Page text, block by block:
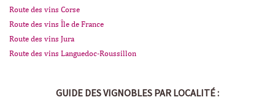
Route des vins Corse
Route des vins Île de France
Route des vins Jura
Route des vins Languedoc-Roussillon
GUIDE DES VIGNOBLES PAR LOCALITÉ :